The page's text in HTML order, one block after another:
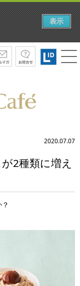
2020.07.07
2種類に増え
表示